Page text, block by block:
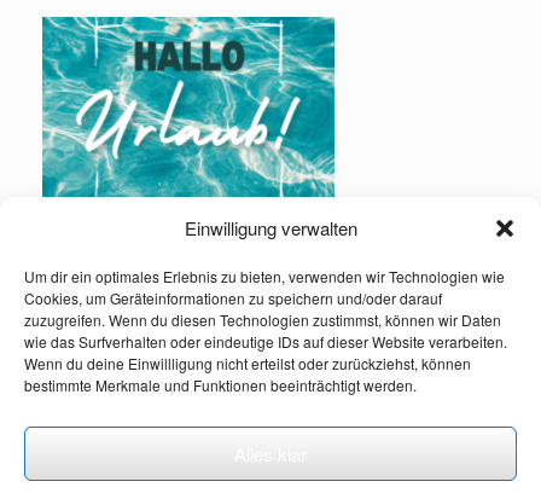
Einwilligung verwalten
Um dir ein optimales Erlebnis zu bieten, verwenden wir Technologien wie
Cookies, um Geräteinformationen zu speichern und/oder darauf
zuzugreifen. Wenn du diesen Technologien zustimmst, können wir Daten
wie das Surfverhalten oder eindeutige IDs auf dieser Website verarbeiten.
Wenn du deine Einwillligung nicht erteilst oder zurückziehst, können
bestimmte Merkmale und Funktionen beeinträchtigt werden.
Urlaub: 01.08. – 16.08.2026
Infos und Kontakt:
© 2026 by verde-it.de Theme bySiteOrigin